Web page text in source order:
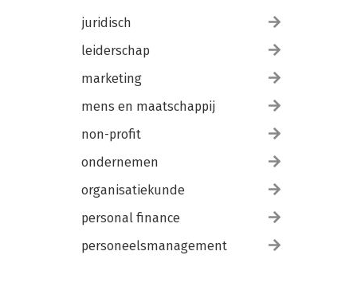
juridisch
leiderschap
marketing
mens en maatschappij
non-profit
ondernemen
organisatiekunde
personal finance
personeelsmanagement